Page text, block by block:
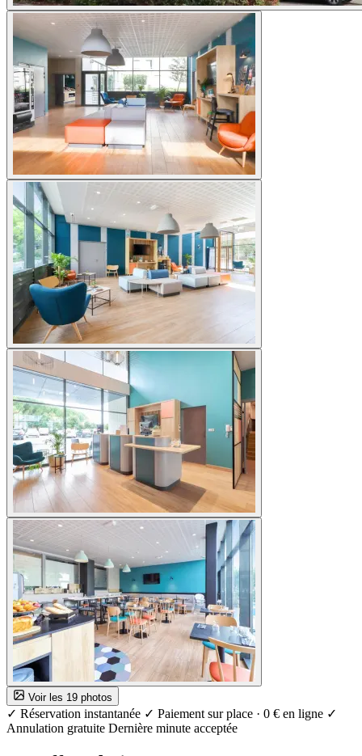
Voir les 19 photos
✓ Réservation instantanée ✓ Paiement sur place · 0 € en ligne ✓
Annulation gratuite Dernière minute acceptée